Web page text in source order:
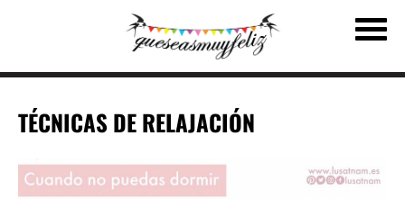
TÉCNICAS DE RELAJACIÓN